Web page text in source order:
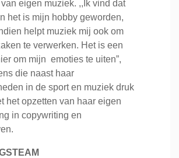
eigen muziek. ,,Ik vind dat
het is mijn hobby geworden,
helpt muziek mij ook om
te verwerken. Het is een
om mijn emoties te uiten”,
die naast haar
in de sport en muziek druk
het opzetten van haar eigen
in copywriting en